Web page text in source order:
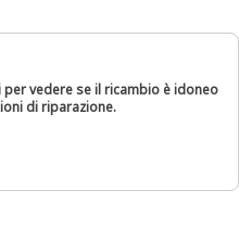
vedere se il ricambio è idoneo
di riparazione.